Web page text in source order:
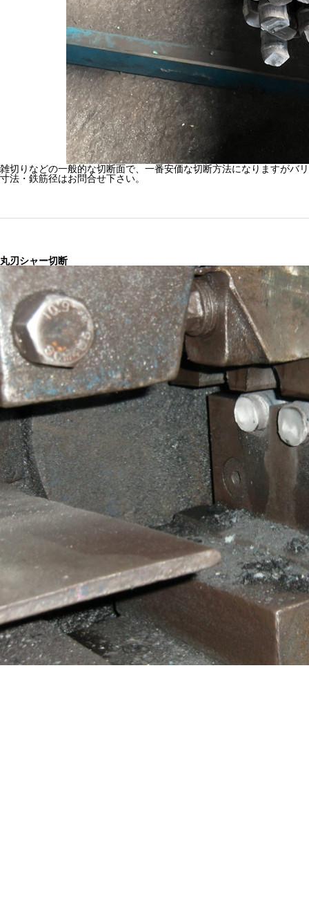
雑切りなどの一般的な切断面で、一番安価な切断方法になりますがバ
寸法・鉄筋径はお問合せ下さい。
丸刃シャー切断